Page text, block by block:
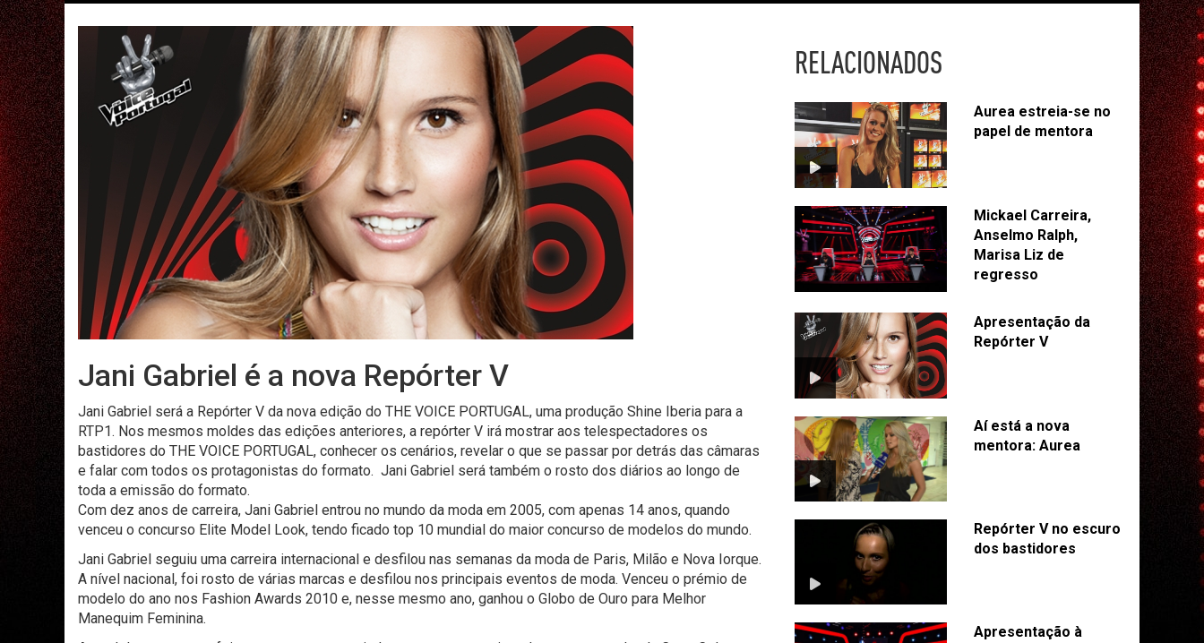
Jani Gabriel é a nova Repórter V
Jani Gabriel será a Repórter V da nova edição do THE VOICE PORTUGAL, uma produção Shine Iberia para a
RTP1. Nos mesmos moldes das edições anteriores, a repórter V irá mostrar aos telespectadores os
bastidores do THE VOICE PORTUGAL, conhecer os cenários, revelar o que se passar por detrás das câmaras
e falar com todos os protagonistas do formato. Jani Gabriel será também o rosto dos diários ao longo de
toda a emissão do formato.
Com dez anos de carreira, Jani Gabriel entrou no mundo da moda em 2005, com apenas 14 anos, quando
venceu o concurso Elite Model Look, tendo ficado top 10 mundial do maior concurso de modelos do mundo.
Jani Gabriel seguiu uma carreira internacional e desfilou nas semanas da moda de Paris, Milão e Nova Iorque.
A nível nacional, foi rosto de várias marcas e desfilou nos principais eventos de moda. Venceu o prémio de
modelo do ano nos Fashion Awards 2010 e, nesse mesmo ano, ganhou o Globo de Ouro para Melhor
Manequim Feminina.
RELACIONADOS
Aurea estreia-se no
papel de mentora
Mickael Carreira,
Anselmo Ralph,
Marisa Liz de
regresso
Apresentação da
Repórter V
Aí está a nova
mentora: Aurea
Repórter V no escuro
dos bastidores
Apresentação à